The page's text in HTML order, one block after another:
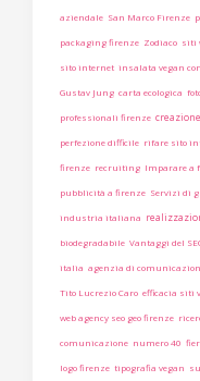
aziendale San Marco Firenze
packaging firenze Zodiaco siti
sito internet insalata vegan
Gustav Jung carta ecologica
professionali firenze
perfezione difficile rifare sito
firenze recruiting Imparare a
pubblicità a firenze Servizi di
industria italiana
biodegradabile Vantaggi del
italia agenzia di
Tito Lucrezio Caro efficacia siti
web agency seo geo firenze
comunicazione numero 40
logo firenze tipografia vegan